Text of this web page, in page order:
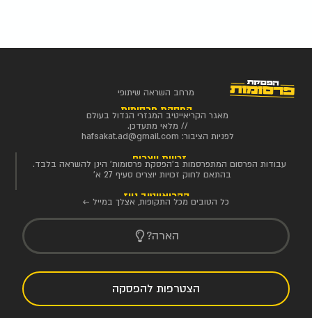
מרחב השראה שיתופי
הפסקת פרסומות
מאגר הקריאייטיב המגזרי הגדול בעולם
// מלאי מתעדכן.
לפניות הציבור: hafsakat.ad@gmail.com
זכויות יוצרים
עבודות הפרסום המתפרסמות ב'הפסקת פרסומות' הינן להשראה בלבד.
בהתאם לחוק זכויות יוצרים סעיף 27 א'
הקריאייטיב ניוז
כל הטובים מכל התקופות, אצלך במייל ←
הארה?
הצטרפות להפסקה